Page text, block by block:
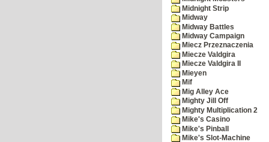
Midnight Strip
Midway
Midway Battles
Midway Campaign
Miecz Przeznaczenia
Miecze Valdgira
Miecze Valdgira II
Mieyen
Mif
Mig Alley Ace
Mighty Jill Off
Mighty Multiplication 2
Mike's Casino
Mike's Pinball
Mike's Slot-Machine